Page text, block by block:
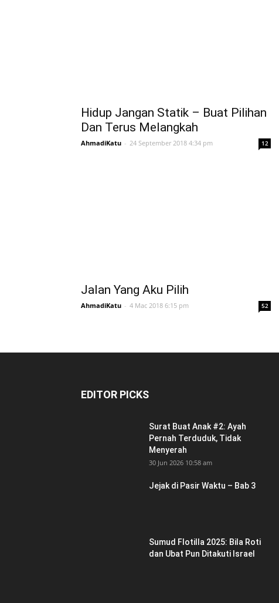
Hidup Jangan Statik – Buat Pilihan
Dan Terus Melangkah
AhmadiKatu - 24 September 2018 4:34 pm 12
Jalan Yang Aku Pilih
AhmadiKatu - 4 Mac 2018 6:15 pm 52
EDITOR PICKS
Surat Buat Anak #2: Ayah
Pernah Terduduk, Tidak
Menyerah
30 Jun 2026 10:58 am
Jejak di Pasir Waktu – Bab 3
Sumud Flotilla 2025: Bila Roti
dan Ubat Pun Ditakuti Israel